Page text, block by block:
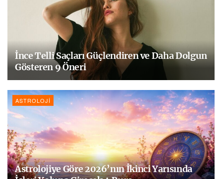
İnce Telli Saçları Güçlendiren ve Daha Dolgun
Gösteren 9 Öneri
ASTROLOJI
Astrolojiye Göre 2026’nın İkinci Yarısında